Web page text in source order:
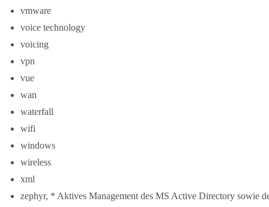
vmware
voice technology
voicing
vpn
vue
wan
waterfall
wifi
windows
wireless
xml
zephyr, * Aktives Management des MS Active Directory sowie